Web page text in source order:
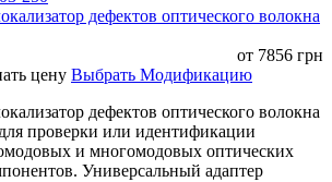
дефектов оптического волокна
от 7856 грн
цену Выбрать Модификацию
дефектов оптического волокна
проверки или идентификации
и многомодовых оптических
Универсальный адаптер